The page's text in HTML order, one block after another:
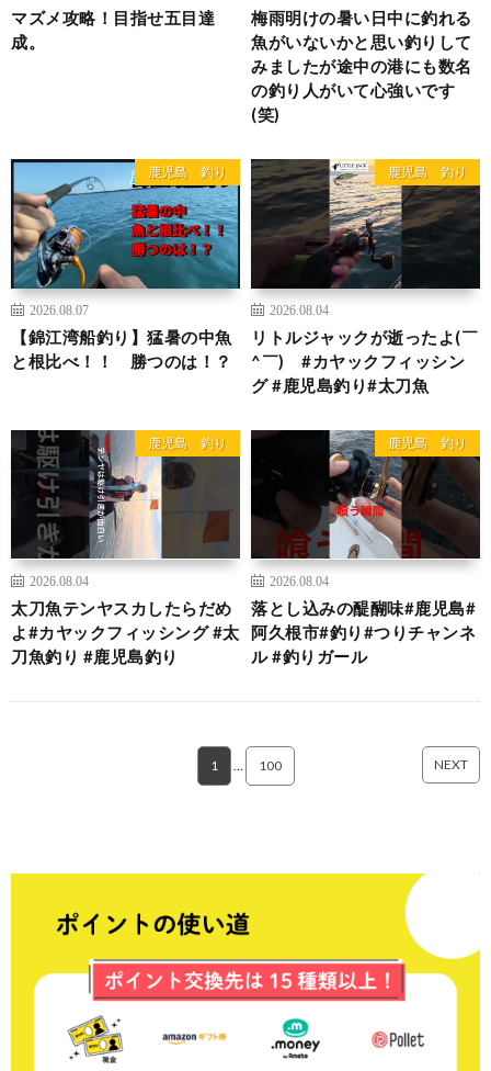
マズメ攻略！目指せ五目達
成。
梅雨明けの暑い日中に釣れる
魚がいないかと思い釣りして
みましたが途中の港にも数名
の釣り人がいて心強いです
(笑)
鹿児島 釣り
2026.08.07
【錦江湾船釣り】猛暑の中魚
と根比べ！！ 勝つのは！？
鹿児島 釣り
2026.08.04
リトルジャックが逝ったよ(￣
^￣)ゞ#カヤックフィッシン
グ #鹿児島釣り#太刀魚
鹿児島 釣り
2026.08.04
太刀魚テンヤスカしたらだめ
よ#カヤックフィッシング #太
刀魚釣り #鹿児島釣り
鹿児島 釣り
2026.08.04
落とし込みの醍醐味#鹿児島#
阿久根市#釣り#つりチャンネ
ル #釣りガール
1 100 NEXT